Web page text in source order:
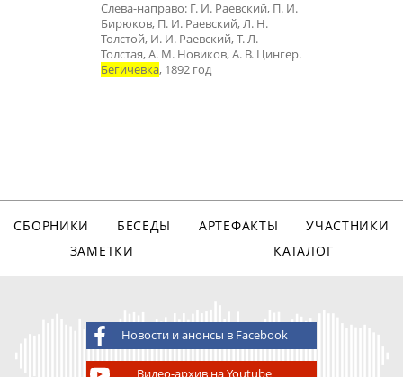
Слева-направо: Г. И. Раевский, П. И.
Бирюков, П. И. Раевский, Л. Н.
Толстой, И. И. Раевский, Т. Л.
Толстая, А. М. Новиков, А. В. Цингер.
Бегичевка, 1892 год
СБОРНИКИ БЕСЕДЫ АРТЕФАКТЫ
УЧАСТНИКИ
ЗАМЕТКИ
КАТАЛОГ
Новости и анонсы в Facebook